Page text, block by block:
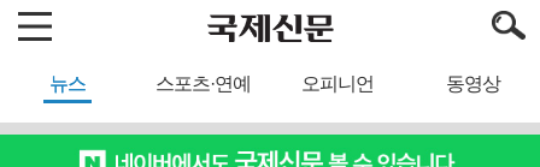
뉴스 스포츠·연예 오피니언 동영상